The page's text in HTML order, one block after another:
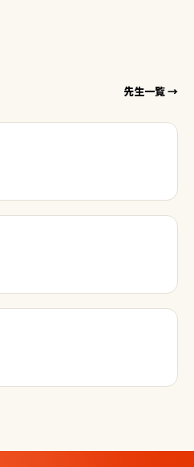
先生一覧 →